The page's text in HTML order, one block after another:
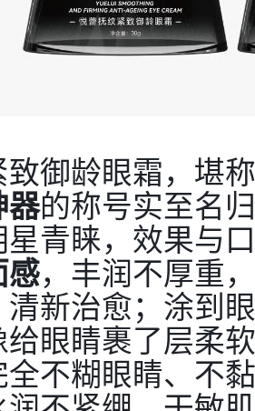
御龄眼霜，堪
器的称号实至名
星青睐，效果与
感，丰润不厚重
新治愈；涂到
给眼睛裹了层柔
全不糊眼睛、不